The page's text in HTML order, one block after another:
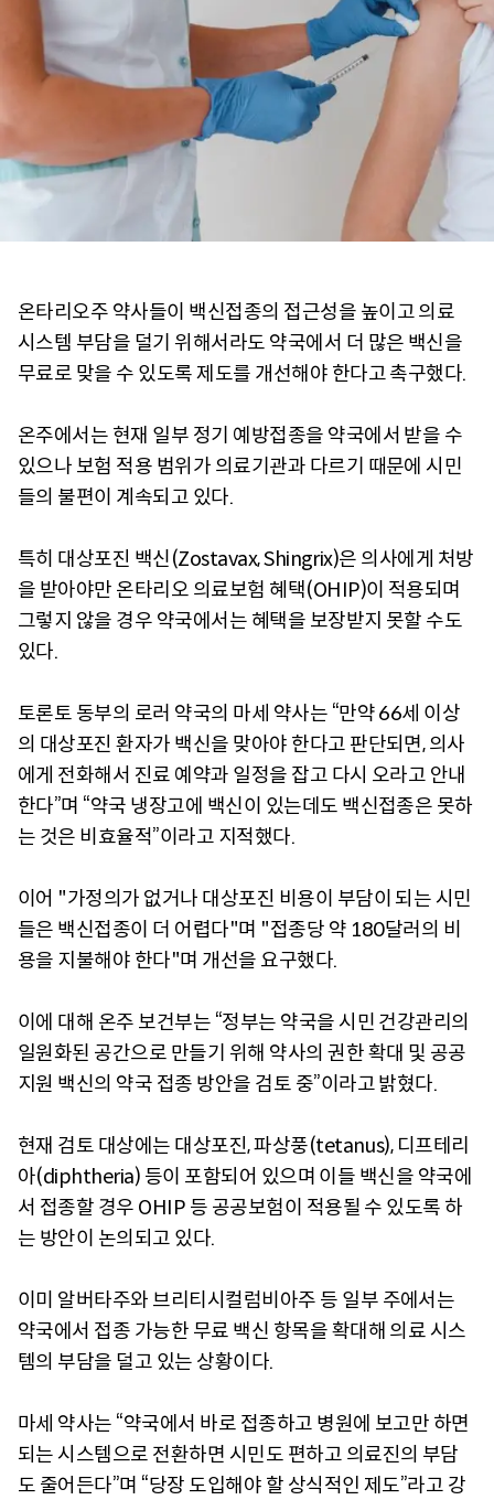
온타리오주 약사들이 백신접종의 접근성을 높이고 의료
시스템 부담을 덜기 위해서라도 약국에서 더 많은 백신을
무료로 맞을 수 있도록 제도를 개선해야 한다고 촉구했다.
온주에서는 현재 일부 정기 예방접종을 약국에서 받을 수
있으나 보험 적용 범위가 의료기관과 다르기 때문에 시민
들의 불편이 계속되고 있다.
특히 대상포진 백신(Zostavax, Shingrix)은 의사에게 처방
을 받아야만 온타리오 의료보험 혜택(OHIP)이 적용되며
그렇지 않을 경우 약국에서는 혜택을 보장받지 못할 수도
있다.
토론토 동부의 로러 약국의 마세 약사는 “만약 66세 이상
의 대상포진 환자가 백신을 맞아야 한다고 판단되면, 의사
에게 전화해서 진료 예약과 일정을 잡고 다시 오라고 안내
한다”며 “약국 냉장고에 백신이 있는데도 백신접종은 못하
는 것은 비효율적”이라고 지적했다.
이어 "가정의가 없거나 대상포진 비용이 부담이 되는 시민
들은 백신접종이 더 어렵다"며 "접종당 약 180달러의 비
용을 지불해야 한다"며 개선을 요구했다.
이에 대해 온주 보건부는 “정부는 약국을 시민 건강관리의
일원화된 공간으로 만들기 위해 약사의 권한 확대 및 공공
지원 백신의 약국 접종 방안을 검토 중”이라고 밝혔다.
현재 검토 대상에는 대상포진, 파상풍(tetanus), 디프테리
아(diphtheria) 등이 포함되어 있으며 이들 백신을 약국에
서 접종할 경우 OHIP 등 공공보험이 적용될 수 있도록 하
는 방안이 논의되고 있다.
이미 알버타주와 브리티시컬럼비아주 등 일부 주에서는
약국에서 접종 가능한 무료 백신 항목을 확대해 의료 시스
템의 부담을 덜고 있는 상황이다.
마세 약사는 “약국에서 바로 접종하고 병원에 보고만 하면
되는 시스템으로 전환하면 시민도 편하고 의료진의 부담
도 줄어든다”며 “당장 도입해야 할 상식적인 제도”라고 강